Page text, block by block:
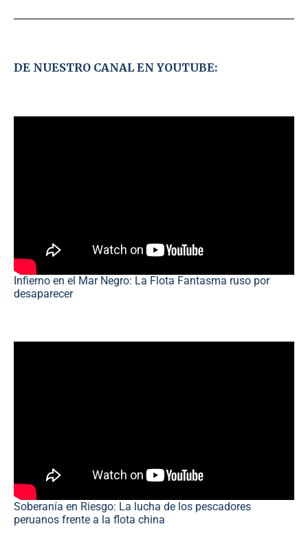
DE NUESTRO CANAL EN YOUTUBE:
Infierno en el Mar Negro: La Flota Fantasma ruso por
desaparecer
Soberanía en Riesgo: La lucha de los pescadores
peruanos frente a la flota china